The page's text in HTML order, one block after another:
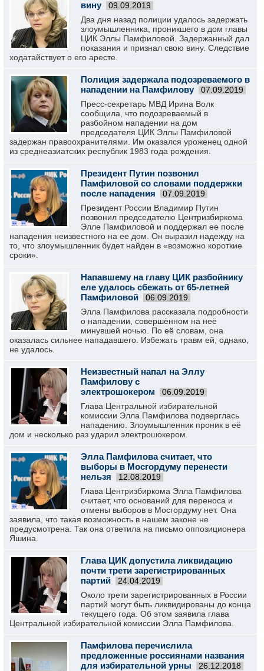
вину 09.09.2019
Два дня назад полиции удалось задержать
злоумышленника, проникшего в дом главы
ЦИК Эллы Памфиловой. Задержанный дал
показания и признал свою вину. Следствие
ходатайствует о его аресте.
Полиция задержала подозреваемого в
нападении на Памфилову
07.09.2019
Пресс-секретарь МВД Ирина Волк
сообщила, что подозреваемый в
разбойном нападении на дом
председателя ЦИК Эллы Памфиловой
задержан правоохранителями. Им оказался уроженец одной
из среднеазиатских республик 1983 года рождения.
Президент Путин позвонил
Памфиловой со словами поддержки
после нападения
07.09.2019
Президент России Владимир Путин
позвонил председателю Центризбиркома
Элле Памфиловой и поддержал ее после
нападения неизвестного на ее дом. Он выразил надежду на
то, что злоумышленник будет найден в «возможно короткие
сроки».
Напавшему на главу ЦИК разбойнику
еле удалось сбежать от 65-летней
Памфиловой
06.09.2019
Элла Памфилова рассказала подробности
о нападении, совершённом на неё
минувшей ночью. По её словам, она
оказалась сильнее нападавшего. Избежать травм ей, однако,
не удалось.
Неизвестный напал на Эллу
Памфилову с
электрошокером
06.09.2019
Глава Центральной избирательной
комиссии Элла Памфилова подверглась
нападению. Злоумышленник проник в её
дом и несколько раз ударил электрошокером.
Элла Памфилова считает, что
выборы в Мосгордуму перенести
нельзя
12.08.2019
Глава Центризбиркома Элла Памфилова
считает, что оснований для переноса и
отмены выборов в Мосгордуму нет. Она
заявила, что такая возможность в нашем законе не
предусмотрена. Так она ответила на письмо оппозиционера
Яшина.
Глава ЦИК допустила ликвидацию
почти трети зарегистрированных
партий
24.04.2019
Около трети зарегистрированных в России
партий могут быть ликвидированы до конца
текущего года. Об этом заявила глава
Центральной избирательной комиссии Элла Памфилова.
Памфилова перечислила
предложенные россиянами названия
для избирательной урны
26.12.2018